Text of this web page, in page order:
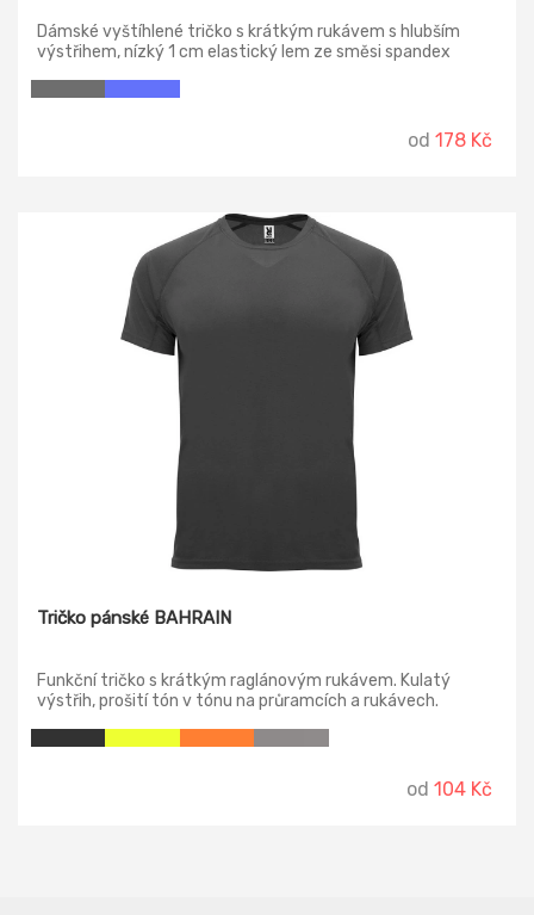
Dámské vyštíhlené tričko s krátkým rukávem s hlubším
výstřihem, nízký 1 cm elastický lem ze směsi spandex
od 178 Kč
Tričko pánské BAHRAIN
Funkční tričko s krátkým raglánovým rukávem. Kulatý
výstřih, prošití tón v tónu na průramcích a rukávech.
od 104 Kč